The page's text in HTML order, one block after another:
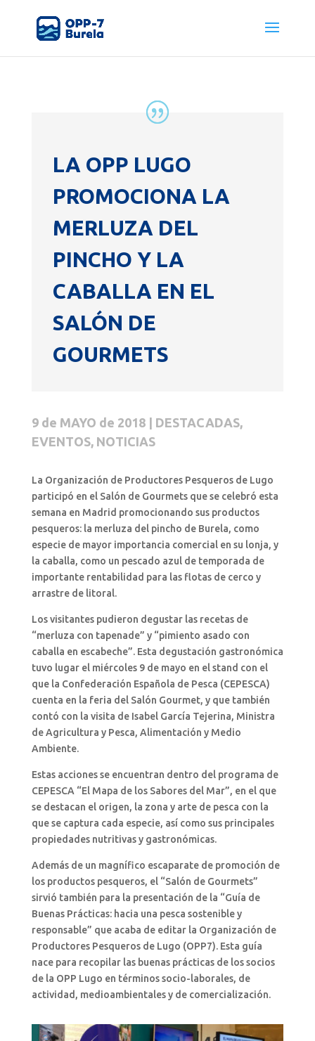
LA OPP LUGO
PROMOCIONA LA
MERLUZA DEL
PINCHO Y LA
CABALLA EN EL
SALÓN DE
GOURMETS
9 de MAYO de 2018 | DESTACADAS,
EVENTOS, NOTICIAS
La Organización de Productores Pesqueros de Lugo
participó en el Salón de Gourmets que se celebró esta
semana en Madrid promocionando sus productos
pesqueros: la merluza del pincho de Burela, como
especie de mayor importancia comercial en su lonja, y
la caballa, como un pescado azul de temporada de
importante rentabilidad para las flotas de cerco y
arrastre de litoral.
Los visitantes pudieron degustar las recetas de
“merluza con tapenade” y “pimiento asado con
caballa en escabeche”. Esta degustación gastronómica
tuvo lugar el miércoles 9 de mayo en el stand con el
que la Confederación Española de Pesca (CEPESCA)
cuenta en la feria del Salón Gourmet, y que también
contó con la visita de Isabel García Tejerina, Ministra
de Agricultura y Pesca, Alimentación y Medio
Ambiente.
Estas acciones se encuentran dentro del programa de
CEPESCA “El Mapa de los Sabores del Mar”, en el que
se destacan el origen, la zona y arte de pesca con la
que se captura cada especie, así como sus principales
propiedades nutritivas y gastronómicas.
Además de un magnífico escaparate de promoción de
los productos pesqueros, el “Salón de Gourmets”
sirvió también para la presentación de la “Guía de
Buenas Prácticas: hacia una pesca sostenible y
responsable” que acaba de editar la Organización de
Productores Pesqueros de Lugo (OPP7). Esta guía
nace para recopilar las buenas prácticas de los socios
de la OPP Lugo en términos socio-laborales, de
actividad, medioambientales y de comercialización.